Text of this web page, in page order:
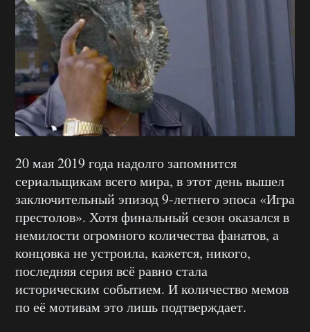
20 мая 2019 года надолго запомнится
сериальщикам всего мира, в этот день вышел
заключительный эпизод 9-летнего эпоса «Игра
престолов». Хотя финальный сезон оказался в
немилости огромного количества фанатов, а
концовка не устроила, кажется, никого,
последняя серия всё равно стала
историческим событием. И количество мемов
по её мотивам это лишь подтверждает.